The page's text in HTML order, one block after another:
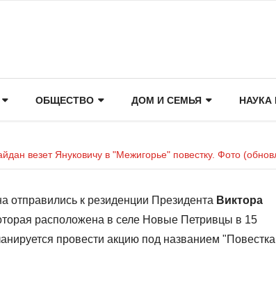
ОБЩЕСТВО ДОМ И СЕМЬЯ НАУКА
везет Януковичу в "Межигорье" повестку. Фото
отправились к резиденции Президента Виктора
расположена в селе Новые Петривцы в 15
провести акцию под названием